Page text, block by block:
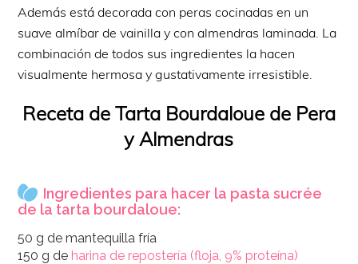
Además está decorada con peras cocinadas en un
suave almíbar de vainilla y con almendras laminada. La
combinación de todos sus ingredientes la hacen
visualmente hermosa y gustativamente irresistible.
Receta de Tarta Bourdaloue de Pera
y Almendras
Ingredientes para hacer la pasta sucrée
de la tarta bourdaloue:
50 g de mantequilla fría
150 g de harina de repostería (floja, 9% proteína)